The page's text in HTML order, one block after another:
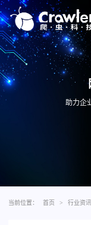
助力企
当前位置： 首页 > 行业资讯